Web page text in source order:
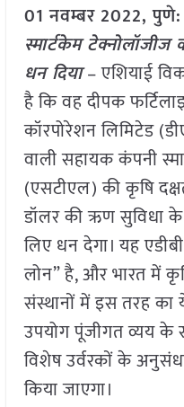
01 नवम्बर 2022, पुणे:
स्मार्टकेम
धन दिया– एशियाई
है कि वह दीपक
कॉरपोरेशन लिमिटेड
वाली सहायक कंपनी
(एसटीएल) की कृषि
डॉलर की ऋण सुविधा के
लिए धन देगा। यह
लोन” है, और भारत में
संस्थानों में इस तरह
उपयोग पूंजीगत व्यय के
विशेष उर्वरकों के
किया जाएगा।